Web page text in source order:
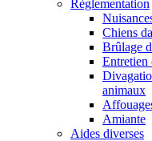
Règlementation
Chiens
Brûlage
Entretien
animaux
Amiante
Aides diverses